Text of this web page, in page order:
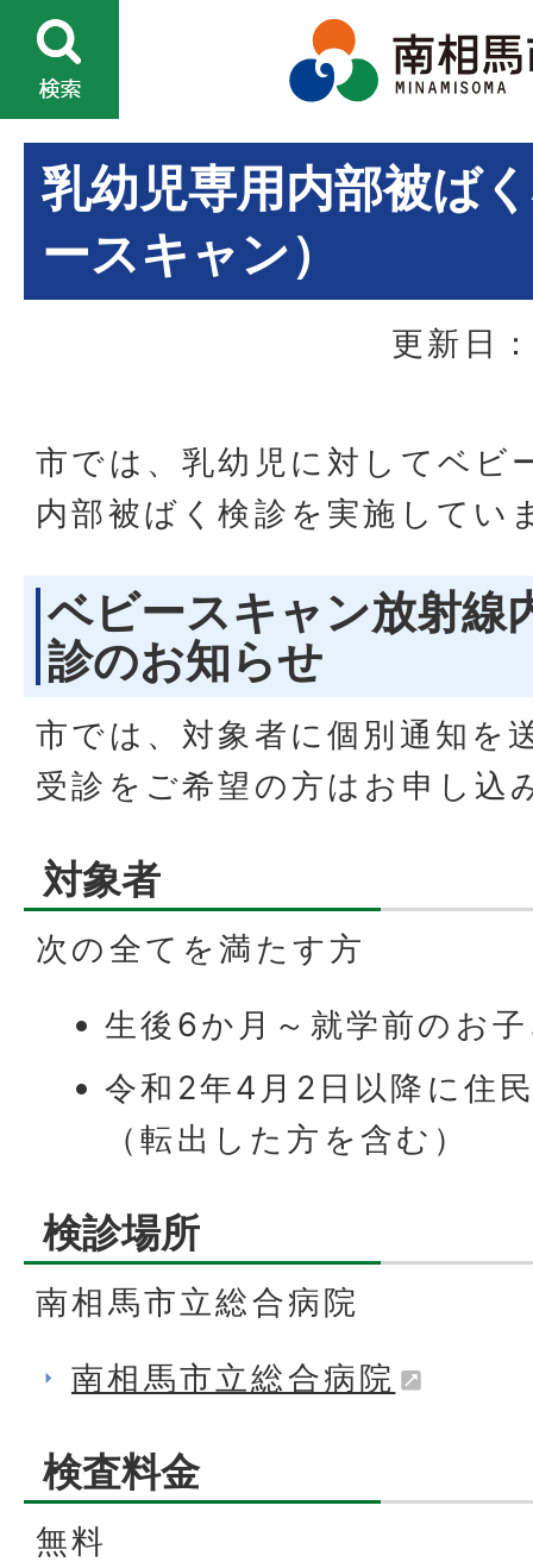
乳幼児専用内部被ば
ースキャン）
更新日
市では、乳幼児に対してベビ
内部被ばく検診を実施してい
ベビースキャン放射線
診のお知らせ
市では、対象者に個別通知を
受診をご希望の方はお申し込
対象者
次の全てを満たす方
生後6か月～就学前のお
令和2年4月2日以降に住
（転出した方を含む）
検診場所
南相馬市立総合病院
南相馬市立総合病院
検査料金
無料